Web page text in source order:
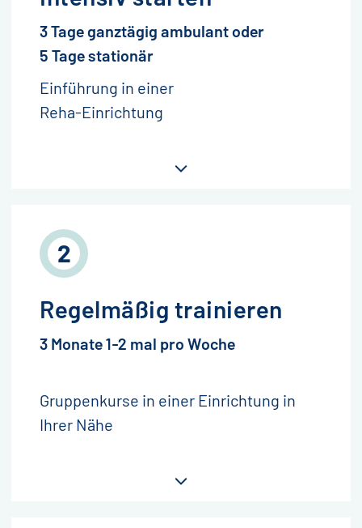
3 Tage ganztägig ambulant oder
5 Tage stationär
Einführung in einer
Reha-Einrichtung
Regelmäßig trainieren
3 Monate 1-2 mal pro Woche
Gruppenkurse in einer Einrichtung in
Ihrer Nähe